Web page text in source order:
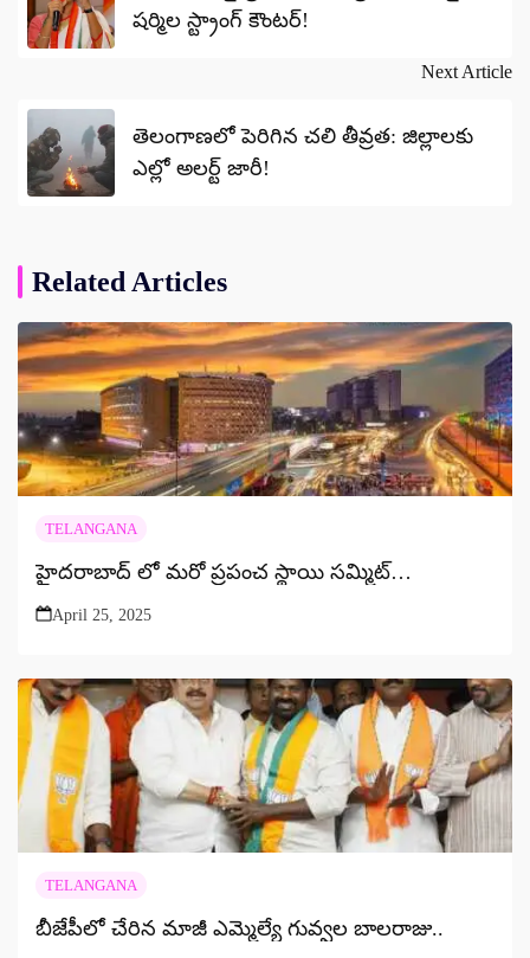
షర్మిల స్ట్రాంగ్‌ కౌంటర్‌!
Next Article
తెలంగాణలో పెరిగిన చలి తీవ్రత: జిల్లాలకు
ఎల్లో అలర్ట్ జారీ!
Related Articles
TELANGANA
హైదరాబాద్ లో మరో ప్రపంచ స్థాయి సమ్మిట్…
April 25, 2025
TELANGANA
బీజేపీలో చేరిన మాజీ ఎమ్మెల్యే గువ్వల బాలరాజు..